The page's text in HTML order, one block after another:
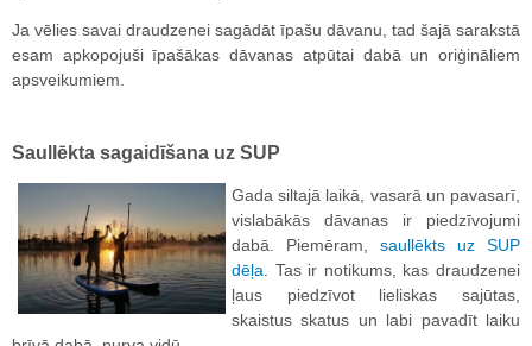
Ja vēlies savai draudzenei sagādāt īpašu dāvanu, tad šajā sarakstā
esam apkopojuši īpašākas dāvanas atpūtai dabā un oriģināliem
apsveikumiem.
Saullēkta sagaidīšana uz SUP
Gada siltajā laikā, vasarā un pavasarī,
vislabākās dāvanas ir piedzīvojumi
dabā. Piemēram, saullēkts uz SUP
dēļa. Tas ir notikums, kas draudzenei
ļaus piedzīvot lieliskas sajūtas,
skaistus skatus un labi pavadīt laiku